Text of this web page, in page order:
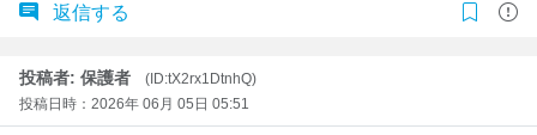
返信する
投稿者: 保護者
(ID:tX2rx1DtnhQ)
投稿日時：2026年 06月 05日 05:51